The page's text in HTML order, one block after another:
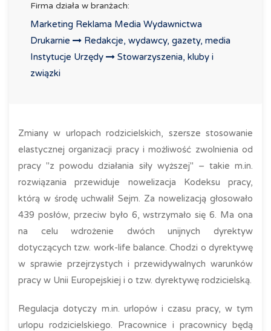
Firma działa w branżach:
Marketing Reklama Media Wydawnictwa
Drukarnie
Redakcje, wydawcy, gazety, media
Instytucje Urzędy
Stowarzyszenia, kluby i
związki
Zmiany w urlopach rodzicielskich, szersze stosowanie
elastycznej organizacji pracy i możliwość zwolnienia od
pracy "z powodu działania siły wyższej" – takie m.in.
rozwiązania przewiduje nowelizacja Kodeksu pracy,
którą w środę uchwalił Sejm. Za nowelizacją głosowało
439 posłów, przeciw było 6, wstrzymało się 6. Ma ona
na celu wdrożenie dwóch unijnych dyrektyw
dotyczących tzw. work-life balance. Chodzi o dyrektywę
w sprawie przejrzystych i przewidywalnych warunków
pracy w Unii Europejskiej i o tzw. dyrektywę rodzicielską.
Regulacja dotyczy m.in. urlopów i czasu pracy, w tym
urlopu rodzicielskiego. Pracownice i pracownicy będą